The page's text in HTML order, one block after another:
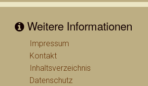
Weitere Informationen
Impressum
Kontakt
Inhaltsverzeichnis
Datenschutz